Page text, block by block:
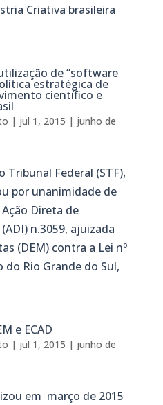
Criativa brasileira
de “software
estratégica de
científico e
| jul 1, 2015 | junho de
Tribunal Federal (STF),
por unanimidade de
Direta de
n.3059, ajuizada
(DEM) contra a Lei nº
do Rio Grande do Sul,
e ECAD
| jul 1, 2015 | junho de
em março de 2015